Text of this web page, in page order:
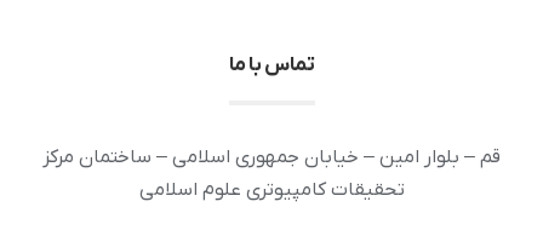
تماس با ما
قم – بلوار امین – خیابان جمهوری اسلامی – ساختمان مرکز
تحقیقات کامپیوتری علوم اسلامی